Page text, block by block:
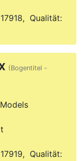
17918, Qualität:
(Bogentitel -
17919, Qualität: